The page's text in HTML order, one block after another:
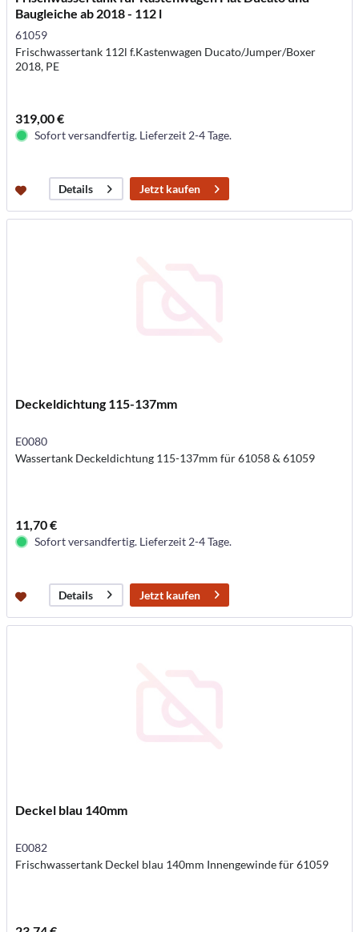
Baugleiche ab 2018 - 112 l
61059
Frischwassertank 112l f.Kastenwagen Ducato/Jumper/Boxer
2018, PE
319,00 €
Sofort versandfertig. Lieferzeit 2-4 Tage.
Details Jetzt kaufen
Deckeldichtung 115-137mm
E0080
Wassertank Deckeldichtung 115-137mm für 61058 & 61059
11,70 €
Sofort versandfertig. Lieferzeit 2-4 Tage.
Details Jetzt kaufen
Deckel blau 140mm
E0082
Frischwassertank Deckel blau 140mm Innengewinde für 61059